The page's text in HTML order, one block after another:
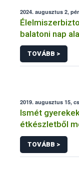
2024. augusztus 2,
balatoni nap
TOVÁBB >
2019. augusztus 15,
Ismét
étkészletből
TOVÁBB >